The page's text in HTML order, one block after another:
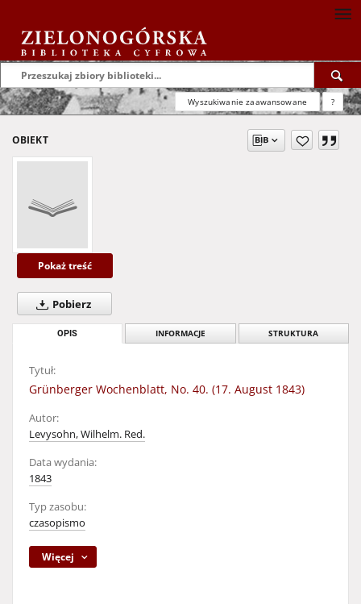
Wyszukiwanie zaawansowane ?
OBIEKT
Pokaż treść
Pobierz
OPIS INFORMACJE STRUKTURA
Tytuł:
Grünberger Wochenblatt, No. 40. (17. August 1843)
Autor:
Levysohn, Wilhelm. Red.
Data wydania:
1843
Typ zasobu:
czasopismo
Więcej